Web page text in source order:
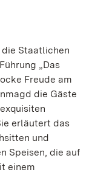
die Staatlichen
„Das
Freude am
die Gäste
erläutert das
und
Speisen, die auf
einem